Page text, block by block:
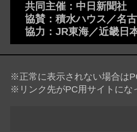
共同主催：中日新聞社
協賛：積水ハウス／名
協力：JR東海／近畿日
※正常に表示されない場合は
※リンク先がPC用サイトにな